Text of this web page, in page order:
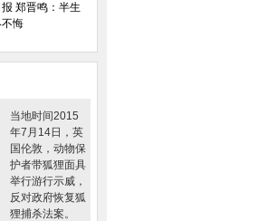
郑晋鸣：半生
悔
当地时间2015
年7月14日，英
国伦敦，动物保
护者带狐狸面具
举行游行示威，
反对政府恢复狐
狸捕杀法案。